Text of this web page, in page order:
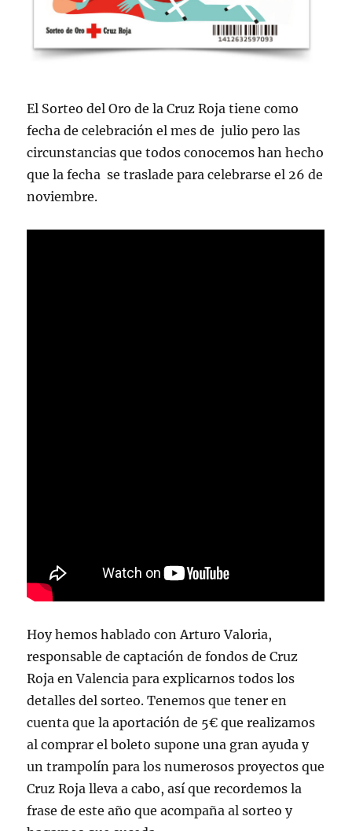
El Sorteo del Oro de la Cruz Roja tiene como
fecha de celebración el mes de julio pero las
circunstancias que todos conocemos han hecho
que la fecha se traslade para celebrarse el 26 de
noviembre.
Hoy hemos hablado con Arturo Valoria,
responsable de captación de fondos de Cruz
Roja en Valencia para explicarnos todos los
detalles del sorteo. Tenemos que tener en
cuenta que la aportación de 5€ que realizamos
al comprar el boleto supone una gran ayuda y
un trampolín para los numerosos proyectos que
Cruz Roja lleva a cabo, así que recordemos la
frase de este año que acompaña al sorteo y